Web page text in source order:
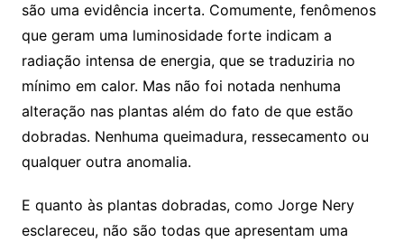
são uma evidência incerta. Comumente, fenômenos
que geram uma luminosidade forte indicam a
radiação intensa de energia, que se traduziria no
mínimo em calor. Mas não foi notada nenhuma
alteração nas plantas além do fato de que estão
dobradas. Nenhuma queimadura, ressecamento ou
qualquer outra anomalia.
E quanto às plantas dobradas, como Jorge Nery
esclareceu, não são todas que apresentam uma